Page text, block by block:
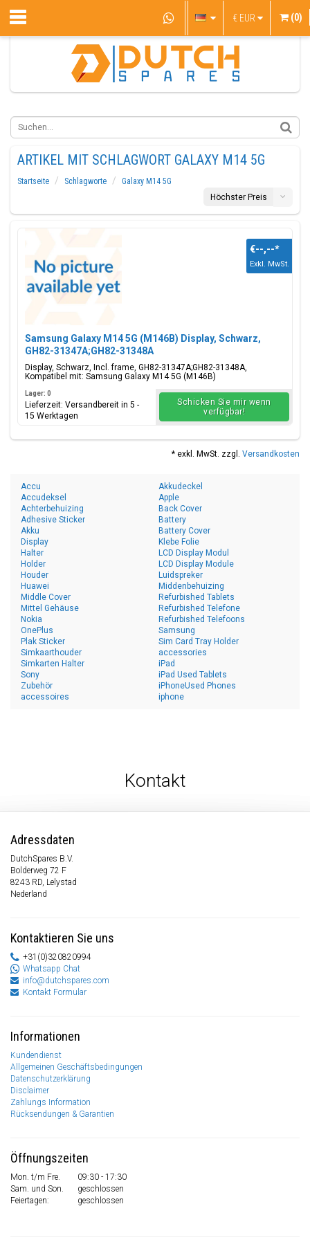
€ EUR (0)
ARTIKEL MIT SCHLAGWORT GALAXY M14 5G
Startseite Schlagworte
Galaxy M14 5G
Höchster Preis
Samsung Galaxy M14 5G (M146B) Display, Schwarz,
GH82-31347A;GH82-31348A
Display, Schwarz, Incl. frame, GH82-31347A;GH82-31348A,
Kompatibel mit: Samsung Galaxy M14 5G (M146B)
€--,--*
Exkl. MwSt.
Lager: 0
Lieferzeit: Versandbereit in 5 -
15 Werktagen
Schicken Sie mir wenn
verfügbar!
* exkl. MwSt. zzgl. Versandkosten
Accu
Accudeksel
Achterbehuizing
Adhesive Sticker
Akku
Akkudeckel
Apple
Back Cover
Battery
Battery Cover
Display
Halter
Holder
Houder
Huawei
Klebe Folie
LCD Display Modul
LCD Display Module
Luidspreker
Middenbehuizing
Middle Cover
Mittel Gehäuse
Nokia
OnePlus
Plak Sticker
Refurbished Tablets
Refurbished Telefone
Refurbished Telefoons
Samsung
Sim Card Tray Holder
Simkaarthouder
Simkarten Halter
Sony
Zubehör
accessoires
accessories
iPad
iPad Used Tablets
iPhoneUsed Phones
iphone
Kontakt
Adressdaten
DutchSpares B.V.
Bolderweg 72 F
8243 RD, Lelystad
Nederland
Kontaktieren Sie uns
+31(0)320820994
Whatsapp Chat
info@dutchspares.com
Kontakt Formular
Informationen
Kundendienst
Allgemeinen Geschäftsbedingungen
Datenschutzerklärung
Disclaimer
Zahlungs Information
Rücksendungen & Garantien
Öffnungszeiten
Mon. t/m Fre.
09:30 - 17:30
Sam. und Son.
geschlossen
Feiertagen:
geschlossen